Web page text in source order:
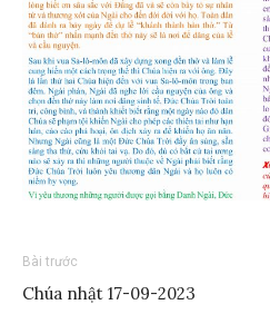
Bài trước
Chúa nhật 17-09-2023